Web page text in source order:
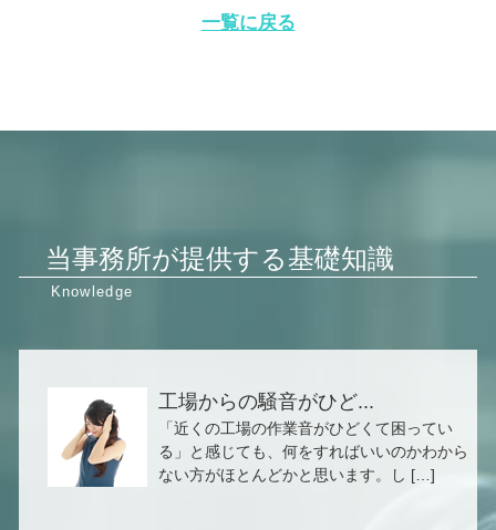
一覧に戻る
当事務所が提供する基礎知識
工場からの騒音がひど...
「近くの工場の作業音がひどくて困ってい
る」と感じても、何をすればいいのかわから
ない方がほとんどかと思います。し […]